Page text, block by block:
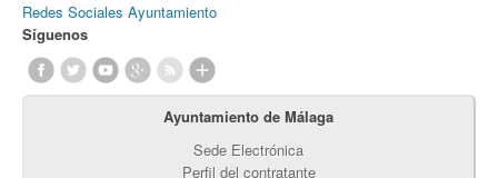
Redes Sociales Ayuntamiento
Síguenos
Ayuntamiento de Málaga
Sede Electrónica
Perfil del contratante